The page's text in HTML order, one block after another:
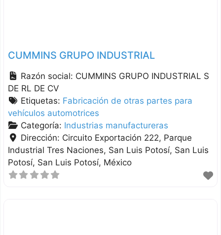
CUMMINS GRUPO INDUSTRIAL
Razón social: CUMMINS GRUPO INDUSTRIAL S
DE RL DE CV
Etiquetas: Fabricación de otras partes para
vehículos automotrices
Categoría: Industrias manufactureras
Dirección: Circuito Exportación 222, Parque
Industrial Tres Naciones, San Luis Potosí San Luis
Potosí San Luis Potosí México